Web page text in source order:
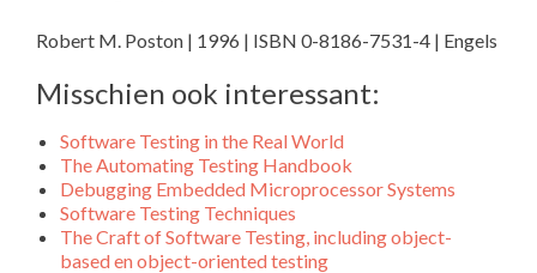
Robert M. Poston | 1996 | ISBN 0-8186-7531-4 | Engels
Misschien ook interessant:
Software Testing in the Real World
The Automating Testing Handbook
Debugging Embedded Microprocessor Systems
Software Testing Techniques
The Craft of Software Testing, including object-
based en object-oriented testing